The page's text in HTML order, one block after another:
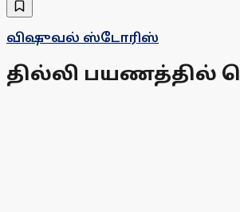
விஷுவல் ஸ்டோரிஸ்
தில்லி பயணத்தில்